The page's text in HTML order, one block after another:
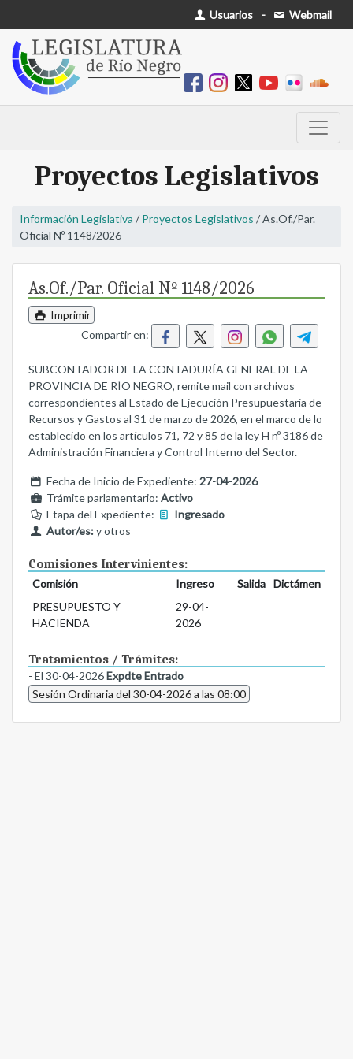
Usuarios - Webmail
Proyectos Legislativos
Información Legislativa / Proyectos Legislativos / As.Of./Par.
Oficial Nº 1148/2026
As.Of./Par. Oficial Nº 1148/2026
Imprimir
Compartir en:
SUBCONTADOR DE LA CONTADURÍA GENERAL DE LA
PROVINCIA DE RÍO NEGRO, remite mail con archivos
correspondientes al Estado de Ejecución Presupuestaria de
Recursos y Gastos al 31 de marzo de 2026, en el marco de lo
establecido en los artículos 71, 72 y 85 de la ley H nº 3186 de
Administración Financiera y Control Interno del Sector.
Fecha de Inicio de Expediente: 27-04-2026
Trámite parlamentario: Activo
Etapa del Expediente:
Ingresado
Autor/es:y otros
Comisiones Intervinientes:
Comisión Ingreso Salida
Dictámen
PRESUPUESTO Y
HACIENDA
29-04-
2026
Tratamientos / Trámites:
- El 30-04-2026Expdte Entrado
Sesión Ordinaria del 30-04-2026 a las 08:00